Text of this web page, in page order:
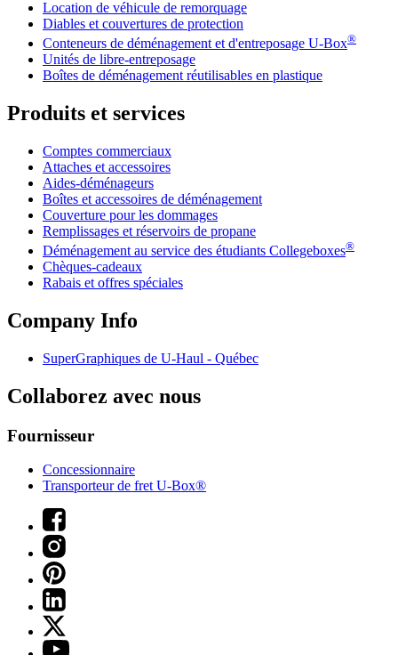
Location de véhicule de remorquage
Diables et couvertures de protection
Conteneurs de déménagement et d'entreposage U-Box®
Unités de libre-entreposage
Boîtes de déménagement réutilisables en plastique
Produits et services
Comptes commerciaux
Attaches et accessoires
Aides-déménageurs
Boîtes et accessoires de déménagement
Couverture pour les dommages
Remplissages et réservoirs de propane
Déménagement au service des étudiants Collegeboxes®
Chèques-cadeaux
Rabais et offres spéciales
Company Info
SuperGraphiques de U-Haul - Québec
Collaborez avec nous
Fournisseur
Concessionnaire
Transporteur de fret U-Box®